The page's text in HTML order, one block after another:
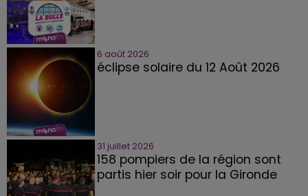
6 août 2026
éclipse solaire du 12 Août 2026
31 juillet 2026
158 pompiers de la région sont
partis hier soir pour la Gironde